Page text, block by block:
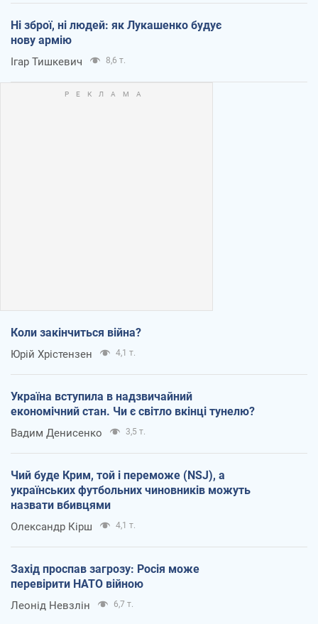
Ні зброї, ні людей: як Лукашенко будує
нову армію
Ігар Тишкевич 8,6 т.
Коли закінчиться війна?
Юрій Хрістензен 4,1 т.
Україна вступила в надзвичайний
економічний стан. Чи є світло вкінці тунелю?
Вадим Денисенко 3,5 т.
Чий буде Крим, той і переможе (NSJ), а
українських футбольних чиновників можуть
назвати вбивцями
Олександр Кірш 4,1 т.
Захід проспав загрозу: Росія може
перевірити НАТО війною
Леонід Невзлін 6,7 т.